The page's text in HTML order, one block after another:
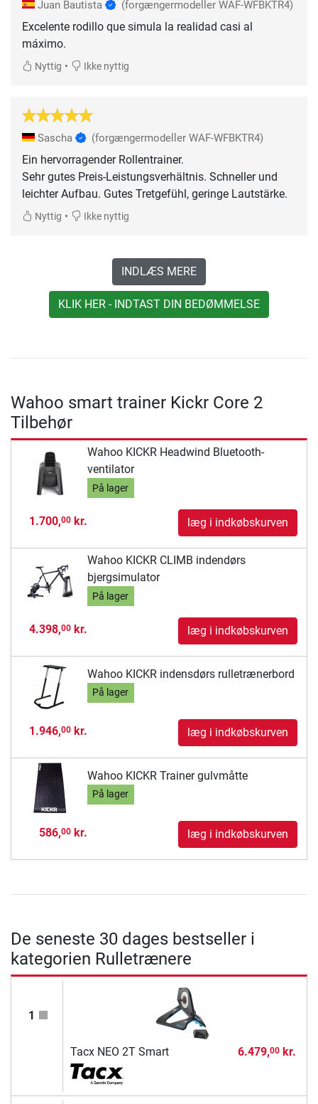
Juan Bautista (forgængermodeller WAF-WFBKTR4)
Excelente rodillo que simula la realidad casi al
máximo.
Nyttig • Ikke nyttig
Sascha (forgængermodeller WAF-WFBKTR4)
Ein hervorragender Rollentrainer.
Sehr gutes Preis-Leistungsverhältnis. Schneller und
leichter Aufbau. Gutes Tretgefühl, geringe Lautstärke.
Nyttig • Ikke nyttig
INDLÆS MERE
KLIK HER - INDTAST DIN BEDØMMELSE
Wahoo smart trainer Kickr Core 2
Tilbehør
Wahoo KICKR Headwind Bluetooth-
ventilator
På lager
1.700,00kr. læg i indkøbskurven
Wahoo KICKR CLIMB indendørs
bjergsimulator
På lager
4.398,00kr. læg i indkøbskurven
Wahoo KICKR indensdørs rulletrænerbord
På lager
1.946,00kr. læg i indkøbskurven
Wahoo KICKR Trainer gulvmåtte
På lager
586,00kr. læg i indkøbskurven
De seneste 30 dages bestseller i
kategorien Rulletrænere
1
Tacx NEO 2T Smart 6.479,00kr.